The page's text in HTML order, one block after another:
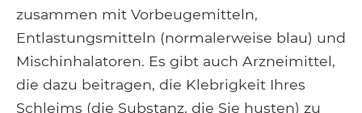
zusammen mit Vorbeugemitteln,
Entlastungsmitteln (normalerweise blau) und
Mischinhalatoren. Es gibt auch Arzneimittel,
die dazu beitragen, die Klebrigkeit Ihres
Schleims (die Substanz, die Sie husten) zu